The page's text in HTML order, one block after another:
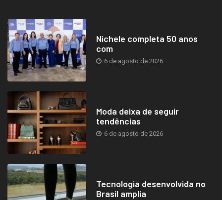
Nichele completa 50 anos
com
6 de agosto de 2026
Moda deixa de seguir
tendências
6 de agosto de 2026
Tecnologia desenvolvida no
Brasil amplia